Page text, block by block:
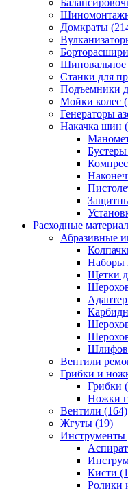
Домкраты
Шиповальное
Станки для
Подъемники
Мойки колес
Генераторы
Накачка шин
Бустеры
Расходные
Абразивные
Наборы
Щетки
Вентили
Грибки и
Грибки
Ножки
Вентили (164)
Жгуты (19)
Инструменты
Кисти
Ролики